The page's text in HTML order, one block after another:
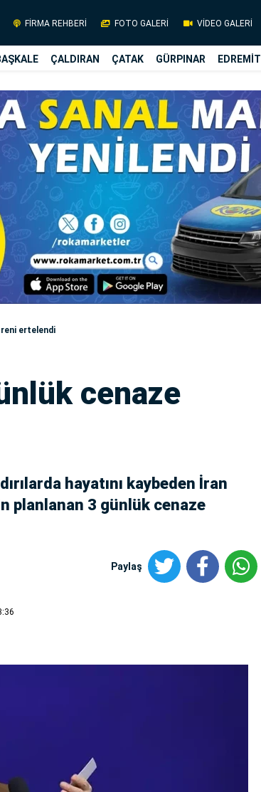
FİRMA REHBERİ FOTO GALERİ VİDEO GALERİ
ÇALDIRAN ÇATAK GÜRPINAR EDREMİT
ertelendi
cenaze
hayatını kaybeden İran
planlanan 3 günlük cenaze
Paylaş